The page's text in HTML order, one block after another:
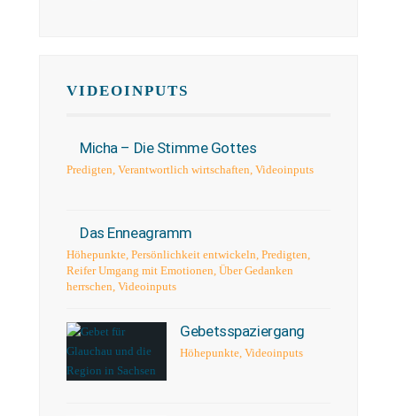
VIDEOINPUTS
Micha – Die Stimme Gottes
Predigten, Verantwortlich wirtschaften, Videoinputs
Das Enneagramm
Höhepunkte, Persönlichkeit entwickeln, Predigten,
Reifer Umgang mit Emotionen, Über Gedanken
herrschen, Videoinputs
Gebetsspaziergang
Höhepunkte,Videoinputs